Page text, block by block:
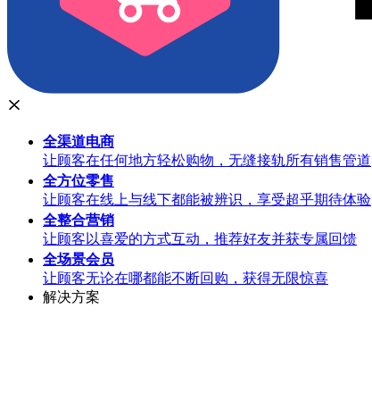
全渠道电商
让顾客在任何地方轻松购物，无缝接轨所有销售管道
全方位零售
让顾客在线上与线下都能被辨识，享受超乎期待体验
全整合营销
让顾客以喜爱的方式互动，推荐好友并获专属回馈
全场景会员
让顾客无论在哪都能不断回购，获得无限惊喜
解决方案